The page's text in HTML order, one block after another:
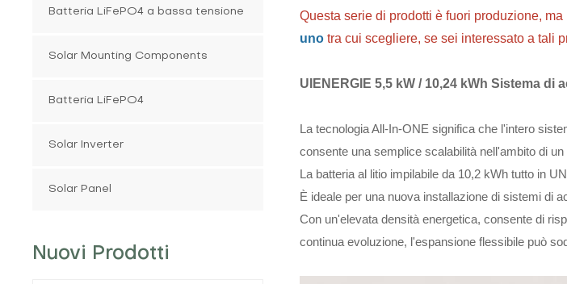
Questa serie di prodotti è fuori produzione,
unotra cui scegliere, se sei interessato a tali
UIENERGIE 5,5 kW / 10,24 kWh Sistema di
La tecnologia All-In-ONE significa che l'intero
consente una semplice scalabilità nell'ambito di
La batteria al litio impilabile da 10,2 kWh tutto in
È ideale per una nuova installazione di sistemi di
Con un'elevata densità energetica, consente di
continua evoluzione, l'espansione flessibile può
Batteria LiFePO4 a bassa tensione
Solar Mounting Components
Batteria LiFePO4
Solar Inverter
Solar Panel
Nuovi Prodotti